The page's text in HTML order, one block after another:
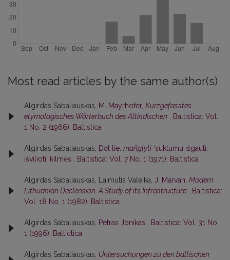
Most read articles by the same author(s)
Algirdas Sabaliauskas, M. Mayrhofer, Kurzgefasstes
etymologisches Wörterbuch des Altindischen
Baltistica: Vol.
1 No. 2 (1966): Baltistica
Algirdas Sabaliauskas, Dėl lie. mañglyti ‘suktumu išgauti,
išvilioti’ kilmės
Baltistica: Vol. 7 No. 1 (1971): Baltistica
Algirdas Sabaliauskas, Laimutis Valeika, J. Marvan, Modern
Lithuanian Declension. A Study of its Infrastructure
Baltistica:
Vol. 18 No. 1 (1982): Baltistica
Algirdas Sabaliauskas, Petras Jonikas
Baltistica: Vol. 31 No.
1 (1996): Baltictica
Algirdas Sabaliauskas, Untersuchungen zu den baltischen